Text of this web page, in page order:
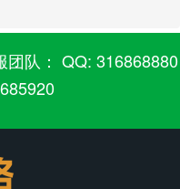
团队： QQ: 316868880